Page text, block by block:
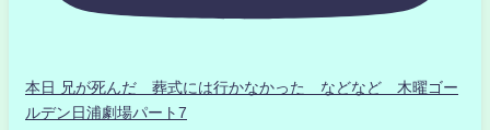
本日 兄が死んだ 葬式には行かなかった などなど 木曜ゴー
ルデン日浦劇場パート7